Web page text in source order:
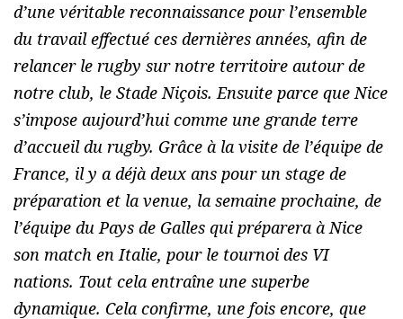
d’une véritable reconnaissance pour l’ensemble
du travail effectué ces dernières années, afin de
relancer le rugby sur notre territoire autour de
notre club, le Stade Niçois. Ensuite parce que Nice
s’impose aujourd’hui comme une grande terre
d’accueil du rugby. Grâce à la visite de l’équipe de
France, il y a déjà deux ans pour un stage de
préparation et la venue, la semaine prochaine, de
l’équipe du Pays de Galles qui préparera à Nice
son match en Italie, pour le tournoi des VI
nations. Tout cela entraîne une superbe
dynamique. Cela confirme, une fois encore, que